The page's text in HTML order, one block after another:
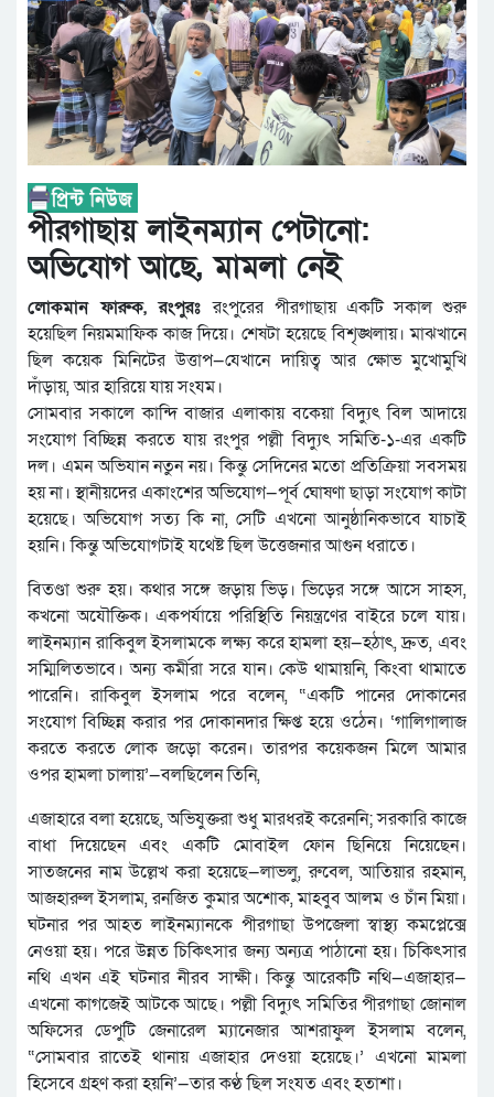
পীরগাছায় লাইনম্যান পেটানো:
অভিযোগ আছে, মামলা নেই
লোকমান ফারুক, রংপুরঃরংপুরের পীরগাছায় একটি সকাল শুরু
হয়েছিল নিয়মমাফিক কাজ দিয়ে। শেষটা হয়েছে বিশৃঙ্খলায়। মাঝখানে
ছিল কয়েক মিনিটের উত্তাপ—যেখানে দায়িত্ব আর ক্ষোভ মুখোমুখি
দাঁড়ায়, আর হারিয়ে যায় সংযম।
সোমবার সকালে কান্দি বাজার এলাকায় বকেয়া বিদ্যুৎ বিল আদায়ে
সংযোগ বিচ্ছিন্ন করতে যায় রংপুর পল্লী বিদ্যুৎ সমিতি-১-এর একটি
দল। এমন অভিযান নতুন নয়। কিন্তু সেদিনের মতো প্রতিক্রিয়া সবসময়
হয় না। স্থানীয়দের একাংশের অভিযোগ—পূর্ব ঘোষণা ছাড়া সংযোগ কাটা
হয়েছে। অভিযোগ সত্য কি না, সেটি এখনো আনুষ্ঠানিকভাবে যাচাই
হয়নি। কিন্তু অভিযোগটাই যথেষ্ট ছিল উত্তেজনার আগুন ধরাতে।
বিতণ্ডা শুরু হয়। কথার সঙ্গে জড়ায় ভিড়। ভিড়ের সঙ্গে আসে সাহস,
কখনো অযৌক্তিক। একপর্যায়ে পরিস্থিতি নিয়ন্ত্রণের বাইরে চলে যায়।
লাইনম্যান রাকিবুল ইসলামকে লক্ষ্য করে হামলা হয়—হঠাৎ, দ্রুত, এবং
সম্মিলিতভাবে। অন্য কর্মীরা সরে যান। কেউ থামায়নি, কিংবা থামাতে
পারেনি। রাকিবুল ইসলাম পরে বলেন, “একটি পানের দোকানের
সংযোগ বিচ্ছিন্ন করার পর দোকানদার ক্ষিপ্ত হয়ে ওঠেন। ‘গালিগালাজ
করতে করতে লোক জড়ো করেন। তারপর কয়েকজন মিলে আমার
ওপর হামলা চালায়’—বলছিলেন তিনি,
এজাহারে বলা হয়েছে, অভিযুক্তরা শুধু মারধরই করেননি; সরকারি কাজে
বাধা দিয়েছেন এবং একটি মোবাইল ফোন ছিনিয়ে নিয়েছেন।
সাতজনের নাম উল্লেখ করা হয়েছে—লাভলু, রুবেল, আতিয়ার রহমান,
আজহারুল ইসলাম, রনজিত কুমার অশোক, মাহবুব আলম ও চাঁন মিয়া।
ঘটনার পর আহত লাইনম্যানকে পীরগাছা উপজেলা স্বাস্থ্য কমপ্লেক্সে
নেওয়া হয়। পরে উন্নত চিকিৎসার জন্য অন্যত্র পাঠানো হয়। চিকিৎসার
নথি এখন এই ঘটনার নীরব সাক্ষী। কিন্তু আরেকটি নথি—এজাহার—
এখনো কাগজেই আটকে আছে। পল্লী বিদ্যুৎ সমিতির পীরগাছা জোনাল
অফিসের ডেপুটি জেনারেল ম্যানেজার আশরাফুল ইসলাম বলেন,
“সোমবার রাতেই থানায় এজাহার দেওয়া হয়েছে।’ এখনো মামলা
হিসেবে গ্রহণ করা হয়নি’—তার কণ্ঠ ছিল সংযত এবং হতাশা।